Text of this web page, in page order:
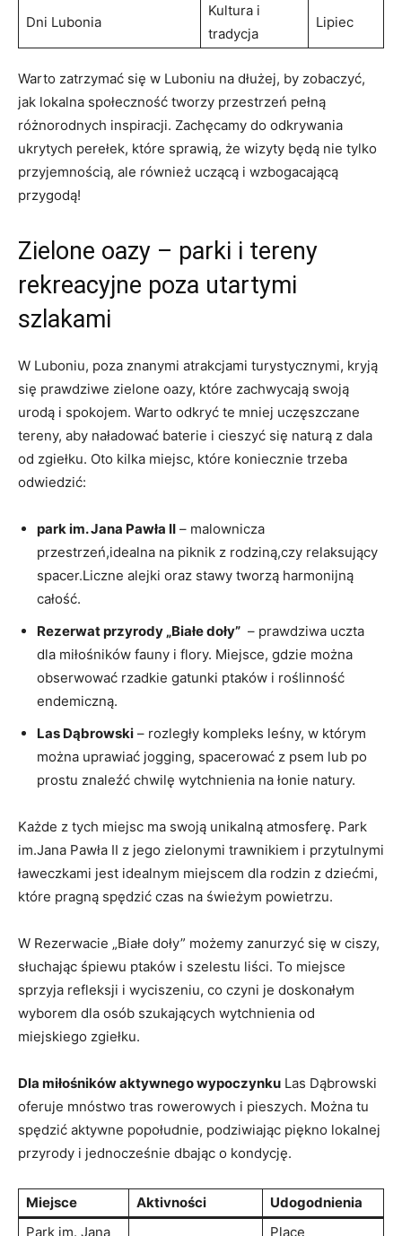
Dni Lubonia
Kultura i
tradycja
Lipiec
Warto zatrzymać się w Luboniu na dłużej, by zobaczyć,
jak lokalna społeczność tworzy przestrzeń pełną
różnorodnych inspiracji. ‌Zachęcamy do ⁤odkrywania
⁤ukrytych perełek, które sprawią, że​ wizyty będą nie tylko
przyjemnością, ale również uczącą i wzbogacającą
przygodą!
Zielone oazy – parki i tereny
rekreacyjne poza utartymi
szlakami
W‌ Luboniu, poza znanymi atrakcjami turystycznymi, kryją
się prawdziwe zielone oazy, które zachwycają swoją
urodą ⁢i spokojem. Warto odkryć te mniej ⁤uczęszczane
tereny, aby naładować baterie i ​cieszyć się naturą z dala
od zgiełku. Oto kilka‌ miejsc, które koniecznie trzeba
odwiedzić:
park im. Jana Pawła II – malownicza
przestrzeń,idealna na piknik z rodziną,czy relaksujący
spacer.Liczne alejki oraz stawy tworzą ‌harmonijną
całość.
Rezerwat przyrody „Białe doły” ⁢ – prawdziwa uczta
dla miłośników fauny i flory. Miejsce, ⁢gdzie można
obserwować rzadkie gatunki ptaków i roślinność
endemiczną.
Las Dąbrowski – rozległy kompleks leśny, w którym
można uprawiać jogging, spacerować z psem lub po
prostu znaleźć chwilę wytchnienia na⁤ łonie natury.
Każde z tych miejsc ma swoją unikalną atmosferę. Park
im.Jana Pawła II z jego zielonymi⁣ trawnikiem i przytulnymi‍
ławeczkami jest idealnym miejscem dla rodzin z dziećmi,
które pragną spędzić czas na świeżym powietrzu.
W Rezerwacie „Białe doły” możemy zanurzyć‌ się ‌w ciszy,
słuchając śpiewu ⁢ptaków i szelestu liści. To miejsce
sprzyja refleksji i wyciszeniu, co czyni je doskonałym
wyborem dla osób szukających wytchnienia od
miejskiego zgiełku.
Dla miłośników aktywnego wypoczynku Las Dąbrowski
oferuje mnóstwo tras rowerowych ‍i pieszych. Można tu
spędzić aktywne‌ popołudnie, ⁤podziwiając piękno lokalnej‌
przyrody i jednocześnie​ dbając ​o kondycję.
Miejsce Aktivności
Udogodnienia
Park im. Jana
Place